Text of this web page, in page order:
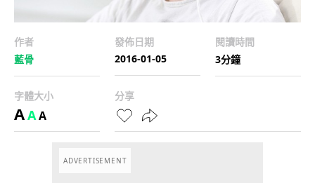
作者
藍骨
發佈日期
2016-01-05
閱讀時間
3分鐘
字體大小
AAA
分享
ADVERTISEMENT